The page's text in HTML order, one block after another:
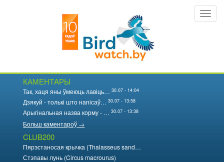
КАМЕНТАРЫ
Так, хаця яны ўмеюць лавіць… 30.07 - 14:04
Дзякуй - толькі што напісаў… 30.07 - 13:58
Арыгінальная назва корму - … 30.07 - 13:38
Больш каментароў →
CLUB200
Пярэстаносая крычка (Thalasseus sand…
Стэпавы лунь (Circus macrourus)